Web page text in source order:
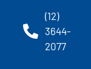
(12)
3644-
2077